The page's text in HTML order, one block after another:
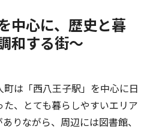
中心に、歴史と暮
和する街〜
は「西八王子駅」を中心に日
、とても暮らしやすいエリア
りながら、周辺には図書館、